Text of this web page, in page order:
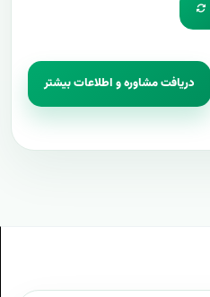
دریافت مشاوره و اطلاعات بیشتر